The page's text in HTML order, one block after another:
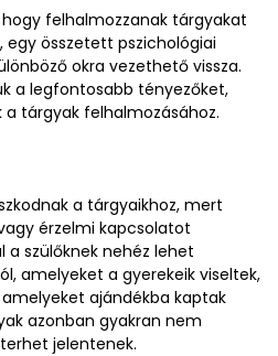
felhalmozzanak tárgyakat
összetett pszichológiai
okra vezethető vissza.
a legfontosabb tényezőket,
tárgyak felhalmozásához.
a tárgyaikhoz, mert
érzelmi kapcsolatot
a szülőknek nehéz lehet
amelyeket a gyerekeik viseltek,
ajándékba kaptak
azonban gyakran nem
jelentenek.